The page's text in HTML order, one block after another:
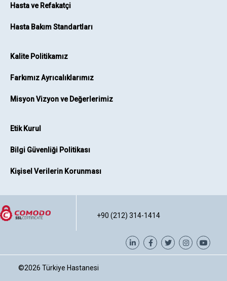
Hasta ve Refakatçi
Hasta Bakım Standartları
Kalite Politikamız
Farkımız Ayrıcalıklarımız
Misyon Vizyon ve Değerlerimiz
Etik Kurul
Bilgi Güvenliği Politikası
Kişisel Verilerin Korunması
+90 (212) 314-1414
©2026 Türkiye Hastanesi